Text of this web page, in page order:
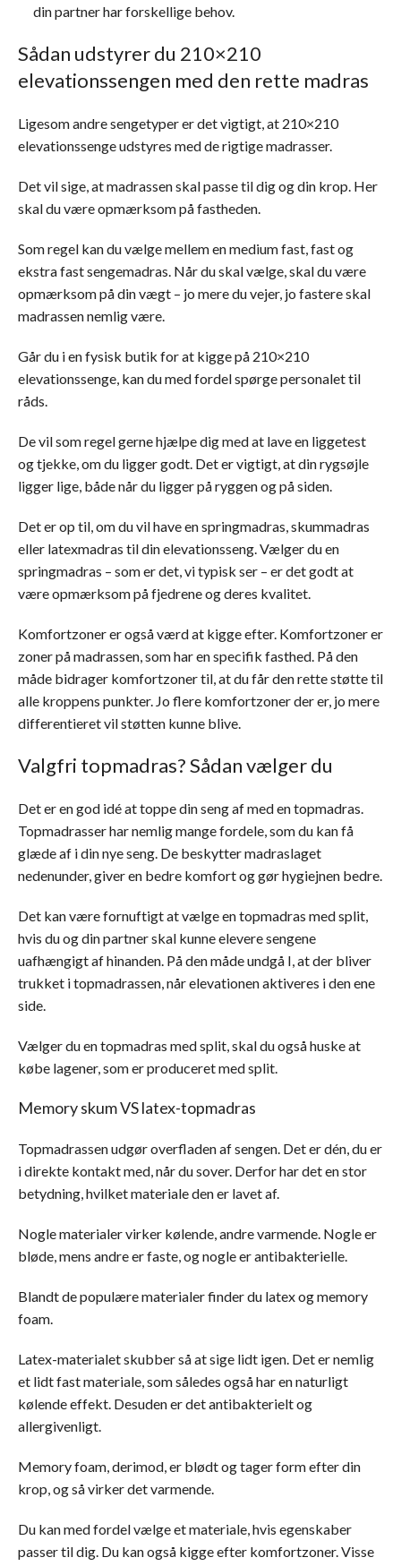
din partner har forskellige behov.
Sådan udstyrer du 210×210
elevationssengen med den rette madras
Ligesom andre sengetyper er det vigtigt, at 210×210
elevationssenge udstyres med de rigtige madrasser.
Det vil sige, at madrassen skal passe til dig og din krop. Her
skal du være opmærksom på fastheden.
Som regel kan du vælge mellem en medium fast, fast og
ekstra fast sengemadras. Når du skal vælge, skal du være
opmærksom på din vægt – jo mere du vejer, jo fastere skal
madrassen nemlig være.
Går du i en fysisk butik for at kigge på 210×210
elevationssenge, kan du med fordel spørge personalet til
råds.
De vil som regel gerne hjælpe dig med at lave en liggetest
og tjekke, om du ligger godt. Det er vigtigt, at din rygsøjle
ligger lige, både når du ligger på ryggen og på siden.
Det er op til, om du vil have en springmadras, skummadras
eller latexmadras til din elevationsseng. Vælger du en
springmadras – som er det, vi typisk ser – er det godt at
være opmærksom på fjedrene og deres kvalitet.
Komfortzoner er også værd at kigge efter. Komfortzoner er
zoner på madrassen, som har en specifik fasthed. På den
måde bidrager komfortzoner til, at du får den rette støtte til
alle kroppens punkter. Jo flere komfortzoner der er, jo mere
differentieret vil støtten kunne blive.
Valgfri topmadras? Sådan vælger du
Det er en god idé at toppe din seng af med en topmadras.
Topmadrasser har nemlig mange fordele, som du kan få
glæde af i din nye seng. De beskytter madraslaget
nedenunder, giver en bedre komfort og gør hygiejnen bedre.
Det kan være fornuftigt at vælge en topmadras med split,
hvis du og din partner skal kunne elevere sengene
uafhængigt af hinanden. På den måde undgå I, at der bliver
trukket i topmadrassen, når elevationen aktiveres i den ene
side.
Vælger du en topmadras med split, skal du også huske at
købe lagener, som er produceret med split.
Memory skum VS latex-topmadras
Topmadrassen udgør overfladen af sengen. Det er dén, du er
i direkte kontakt med, når du sover. Derfor har det en stor
betydning, hvilket materiale den er lavet af.
Nogle materialer virker kølende, andre varmende. Nogle er
bløde, mens andre er faste, og nogle er antibakterielle.
Blandt de populære materialer finder du latex og memory
foam.
Latex-materialet skubber så at sige lidt igen. Det er nemlig
et lidt fast materiale, som således også har en naturligt
kølende effekt. Desuden er det antibakterielt og
allergivenligt.
Memory foam, derimod, er blødt og tager form efter din
krop, og så virker det varmende.
Du kan med fordel vælge et materiale, hvis egenskaber
passer til dig. Du kan også kigge efter komfortzoner. Visse